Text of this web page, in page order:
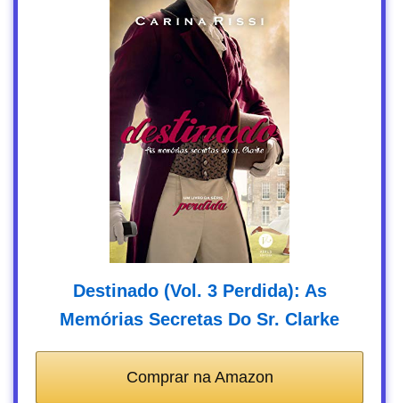
Destinado (Vol. 3 Perdida): As
Memórias Secretas Do Sr. Clarke
Comprar na Amazon